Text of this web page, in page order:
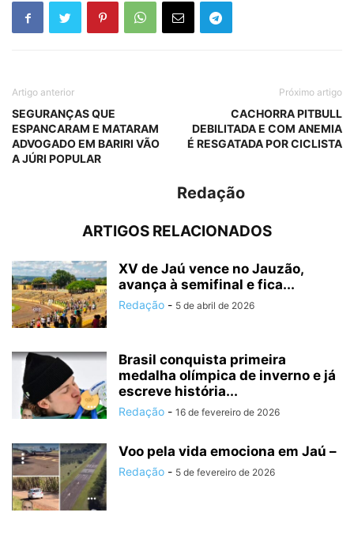
Artigo anterior
SEGURANÇAS QUE
ESPANCARAM E MATARAM
ADVOGADO EM BARIRI VÃO
A JÚRI POPULAR
Próximo artigo
CACHORRA PITBULL
DEBILITADA E COM ANEMIA
É RESGATADA POR CICLISTA
Redação
ARTIGOS RELACIONADOS
XV de Jaú vence no Jauzão,
avança à semifinal e fica...
Redação - 5 de abril de 2026
Brasil conquista primeira
medalha olímpica de inverno e já
escreve história...
Redação - 16 de fevereiro de 2026
Voo pela vida emociona em Jaú –
Redação - 5 de fevereiro de 2026